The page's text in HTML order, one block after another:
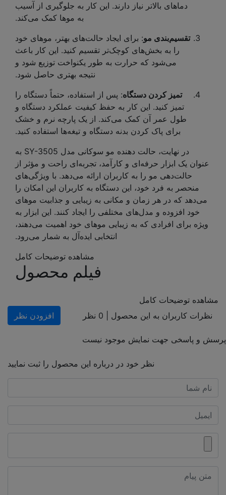
دماهای بالاتر نیاز دارند. این کار به جلوگیری از آسیب
به موها کمک می‌کند.
تقسیم‌بندی مو: برای ایجاد حالت‌های بهتر، موهای خود
را به بخش‌های کوچک‌تر تقسیم کنید. این کار باعث
می‌شود که حرارت به طور یکنواخت توزیع شود و
نتیجه بهتری حاصل شود.
تمیز کردن دستگاه: پس از استفاده، حتماً دستگاه را
تمیز کنید. این کار به حفظ کیفیت عملکرد دستگاه و
طول عمر آن کمک می‌کند. از یک پارچه نرم و خشک
برای پاک کردن بدنه دستگاه و تیغه‌ها استفاده کنید.
در نهایت، حالت دهنده مو سوکانی مدل SY-3505 به
عنوان یک ابزار حرفه‌ای و کارآمد، تجربه‌ای راحت و مؤثر از
حالت‌دهی مو را به کاربران ارائه می‌دهد. با ویژگی‌های
منحصر به فرد خود، این دستگاه به کاربران این امکان را
می‌دهد که در هر زمان و مکانی به زیبایی و جذابیت موهای
خود افزوده و مدل‌های مختلفی را ایجاد کنند. این ابزار به
ویژه برای افرادی که به زیبایی موهای خود اهمیت می‌دهند،
انتخابی ایده‌آل به شمار می‌رود.
مشاهده توضیحات کامل
فیلم محصول
مشاهده توضیحات کامل
نظرات کاربران به این محصول | 0 نظر افزودن نظر
پرسش و پاسخی جهت نمایش موجود نیست
نظر خود در درباره این محصول را ثبت نمایید